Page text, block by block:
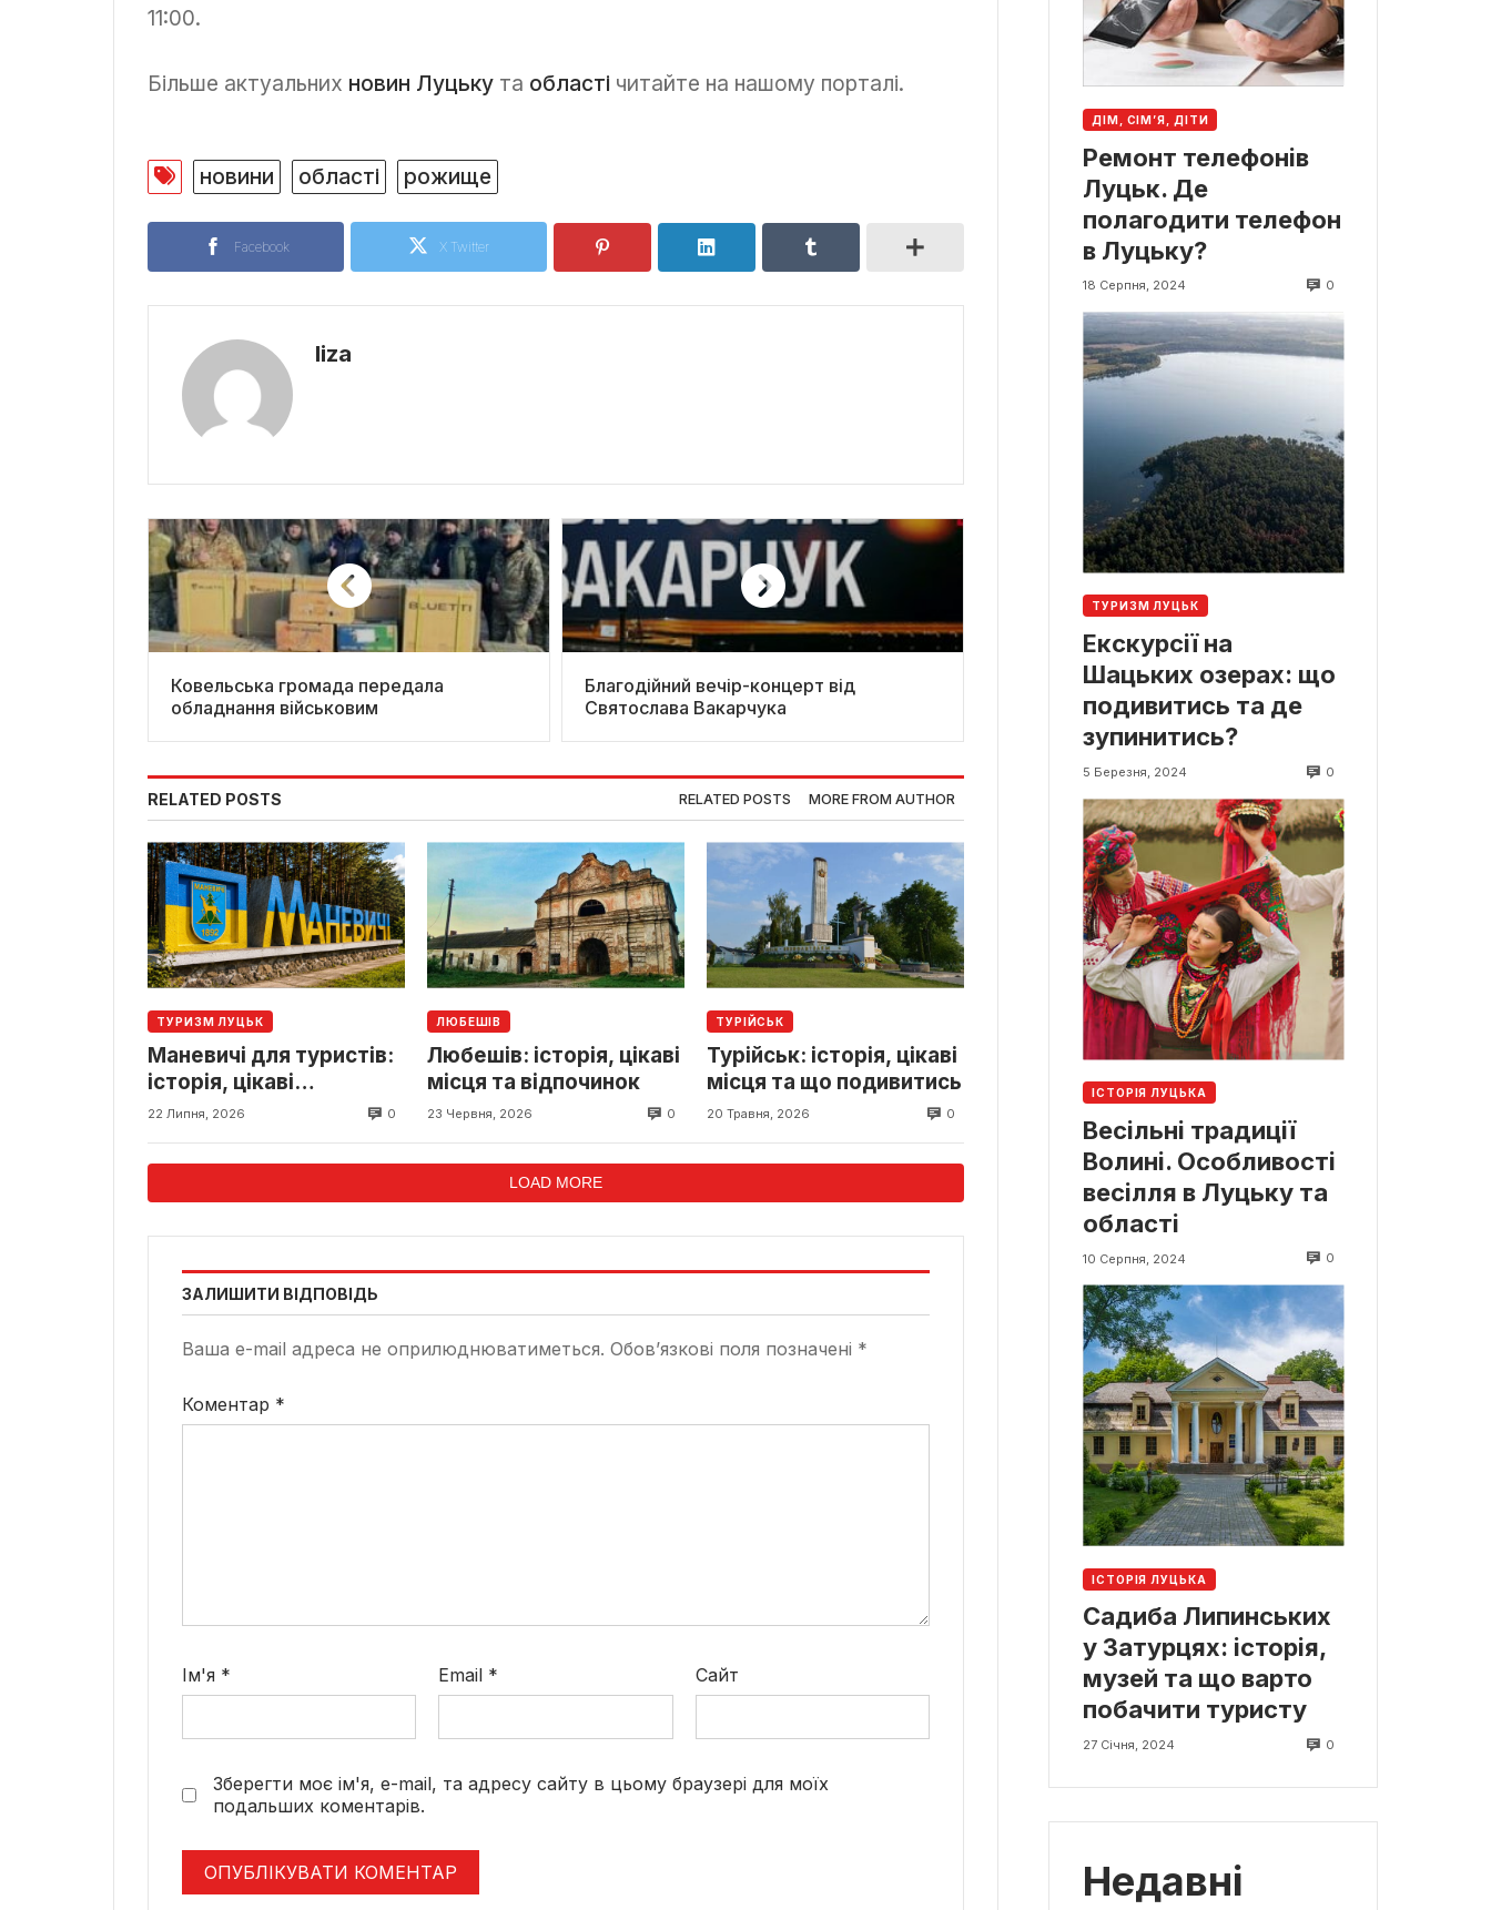
11:00.
Більше актуальних новин Луцьку та області читайте на нашому порталі.
новини області рожище
Facebook X Twitter
liza
Ковельська громада передала
обладнання військовим
Благодійний вечір-концерт від
Святослава Вакарчука
RELATED POSTS RELATED POSTS MORE FROM AUTHOR
ТУРИЗМ ЛУЦЬК
Маневичі для туристів:
історія, цікаві
туристичні місця та
22 Липня, 2026 0
ЛЮБЕШІВ
Любешів: історія, цікаві
місця та відпочинок
23 Червня, 2026 0
ТУРІЙСЬК
Турійськ: історія, цікаві
місця та що подивитись
20 Травня, 2026 0
LOAD MORE
ЗАЛИШИТИ ВІДПОВІДЬ
Ваша e-mail адреса не оприлюднюватиметься. Обов’язкові поля позначені *
Коментар *
Ім'я * Email * Сайт
Зберегти моє ім'я, e-mail, та адресу сайту в цьому браузері для моїх
подальших коментарів.
ДІМ, СІМ’Я, ДІТИ
Ремонт телефонів
Луцьк. Де
полагодити телефон
в Луцьку?
18 Серпня, 2024 0
ТУРИЗМ ЛУЦЬК
Екскурсії на
Шацьких озерах: що
подивитись та де
зупинитись?
5 Березня, 2024 0
ІСТОРІЯ ЛУЦЬКА
Весільні традиції
Волині. Особливості
весілля в Луцьку та
області
10 Серпня, 2024 0
ІСТОРІЯ ЛУЦЬКА
Садиба Липинських
у Затурцях: історія,
музей та що варто
побачити туристу
27 Січня, 2024 0
Недавні